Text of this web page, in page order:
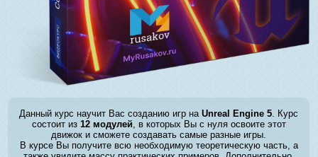
Данный курс научит Вас созданию игр наUnreal Engine 5 . Курс
состоит из 12 модулей, в которых Вы с нуля освоите этот
движок и сможете создавать самые разные игры.
В курсе Вы получите всю необходимую теоретическую часть, а